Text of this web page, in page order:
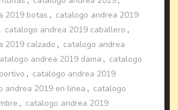
2019 botas , catalogo andrea 2019
catalogo andrea 2019 caballero ,
2019 calzado , catalogo andrea
andrea 2019 dama , catalogo
, catalogo andrea 2019
andrea 2019 en linea , catalogo
, catalogo andrea 2019